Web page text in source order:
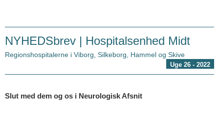
NYHEDSbrev | Hospitalsenhed Midt
Regionshospitalerne i Viborg, Silkeborg, Hammel og Skive
Uge 26 - 2022
Slut med dem og os i Neurologisk Afsnit